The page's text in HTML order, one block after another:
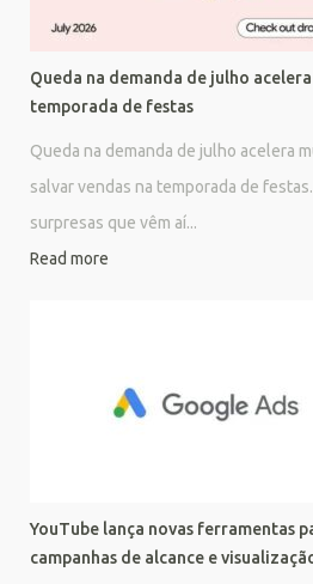
Queda na demanda de julho
temporada de festas
Queda na demanda de julho acelera
salvar vendas na temporada de
surpresas que vêm aí...
Read more
YouTube lança novas ferramentas
campanhas de alcance e